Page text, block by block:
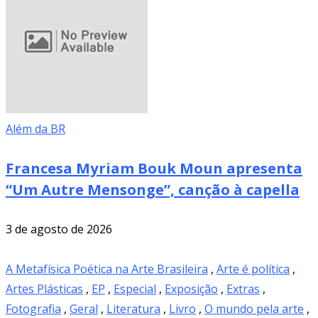
Além da BR
Francesa Myriam Bouk Moun apresenta
“Um Autre Mensonge”, canção à capella
3 de agosto de 2026
A Metafísica Poética na Arte Brasileira , Arte é política ,
Artes Plásticas , EP , Especial , Exposição , Extras ,
Fotografia , Geral , Literatura , Livro , O mundo pela arte ,